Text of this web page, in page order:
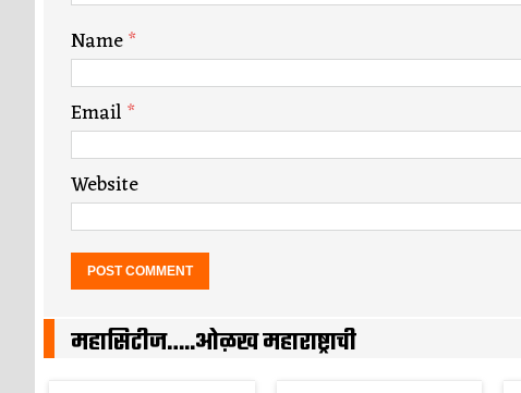
Name*
Email*
Website
महासिटीज…..ओळख महाराष्ट्राची